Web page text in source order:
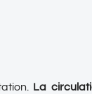
La